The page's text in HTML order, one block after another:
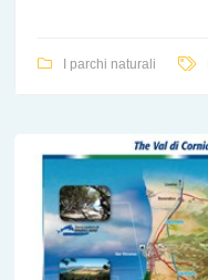
I parchi naturali